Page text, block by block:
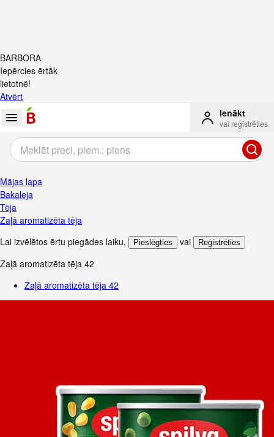
BARBORA
Iepērcies ērtāk
lietotnē!
Atvērt
Ienākt
vai reģistrēties
Mājas lapa
Bakaleja
Tēja
Zaļā aromatizēta tēja
Lai izvēlētos ērtu piegādes laiku, Pieslēgties vai Reģistrēties
Zaļā aromatizēta tēja 42
Zaļā aromatizēta tēja 42